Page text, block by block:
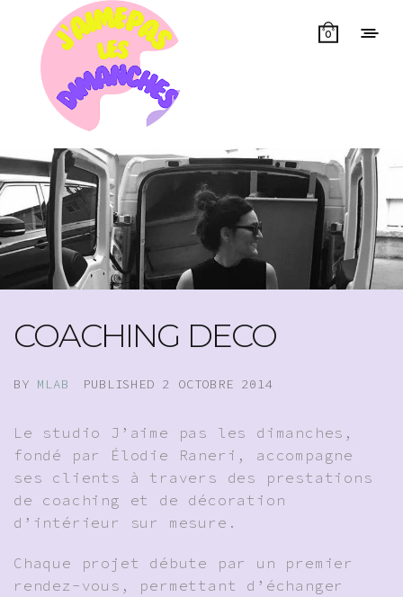
0
COACHING DECO
BY MLAB PUBLISHED 2 OCTOBRE 2014
Le studio J’aime pas les dimanches,
fondé par Élodie Raneri, accompagne
ses clients à travers des prestations
de coaching et de décoration
d’intérieur sur mesure.
Chaque projet débute par un premier
rendez-vous, permettant d’échanger